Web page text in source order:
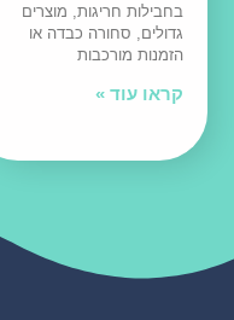
בחבילות חריגות, מוצרים
גדולים, סחורה כבדה או
הזמנות מורכבות
קראו עוד »